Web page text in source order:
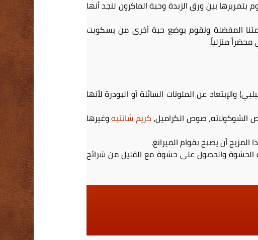
بين ورق الزبدة وحبة الماكرون لنجد أنها
المفضلة ونقوم بوضع حبة أخرى من بسكويت
منزلياً.
والإبتعاد عن الملونات السائلة أو البودرة لأنها
الشوكولاته، صوص الكراميل،كريم شانتيهوغيرها
أن يصبح بقوام الميرانغ.
الحشوة والحصول على حشوة مع القليل من شرائح